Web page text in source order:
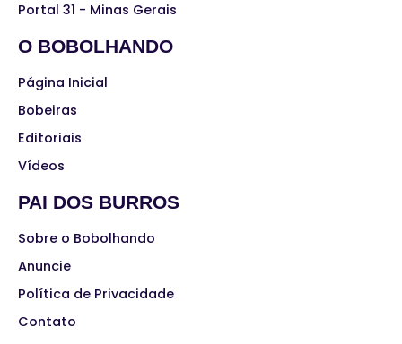
Portal 31 - Minas Gerais
O BOBOLHANDO
Página Inicial
Bobeiras
Editoriais
Vídeos
PAI DOS BURROS
Sobre o Bobolhando
Anuncie
Política de Privacidade
Contato